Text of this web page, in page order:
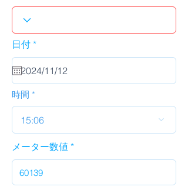
日付 *r
u
i
d
時間
15:06
メーター数値